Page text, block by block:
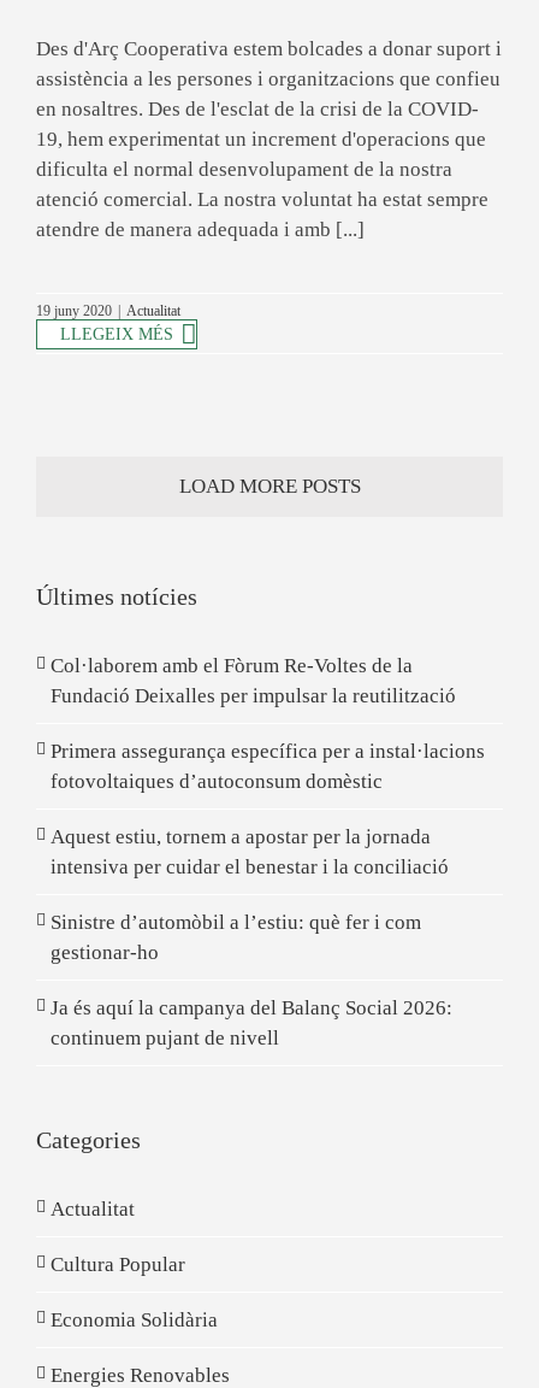
Des d'Arç Cooperativa estem bolcades a donar suport i
assistència a les persones i organitzacions que confieu
en nosaltres. Des de l'esclat de la crisi de la COVID-
19, hem experimentat un increment d'operacions que
dificulta el normal desenvolupament de la nostra
atenció comercial. La nostra voluntat ha estat sempre
atendre de manera adequada i amb [...]
19 juny 2020 Actualitat
LLEGEIX MÉS
LOAD MORE POSTS
Últimes notícies
Col·laborem amb el Fòrum Re-Voltes de la
Fundació Deixalles per impulsar la reutilització
Primera assegurança específica per a instal·lacions
fotovoltaiques d’autoconsum domèstic
Aquest estiu, tornem a apostar per la jornada
intensiva per cuidar el benestar i la conciliació
Sinistre d’automòbil a l’estiu: què fer i com
gestionar-ho
Ja és aquí la campanya del Balanç Social 2026:
continuem pujant de nivell
Categories
Actualitat
Cultura Popular
Economia Solidària
Energies Renovables